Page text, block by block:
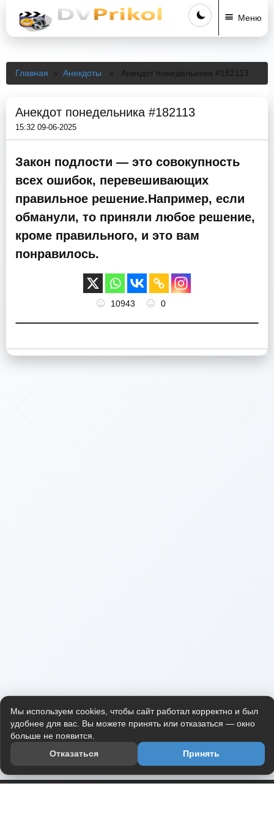
Меню
Главная » Анекдоты » Анекдот понедельника #182113
Анекдот понедельника #182113
15:32 09-06-2025
Закон подлости — это совокупность
всех ошибок, перевешивающих
правильное решение.Например, если
обманули, то приняли любое решение,
кроме правильного, и это вам
понравилось.
10943 0
Мы используем cookies, чтобы сайт работал корректно и был
удобнее для вас. Вы можете принять или отказаться — окно
больше не появится.
Отказаться
Принять